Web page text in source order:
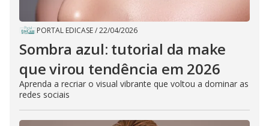
PORTAL EDICASE/22/04/2026
Sombra azul: tutorial da make
que virou tendência em 2026
Aprenda a recriar o visual vibrante que voltou a dominar as
redes sociais